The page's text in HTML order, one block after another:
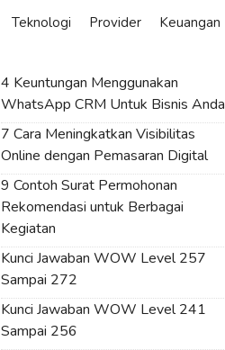
Teknologi Provider Keuangan
4 Keuntungan Menggunakan
WhatsApp CRM Untuk Bisnis Anda
7 Cara Meningkatkan Visibilitas
Online dengan Pemasaran Digital
9 Contoh Surat Permohonan
Rekomendasi untuk Berbagai
Kegiatan
Kunci Jawaban WOW Level 257
Sampai 272
Kunci Jawaban WOW Level 241
Sampai 256